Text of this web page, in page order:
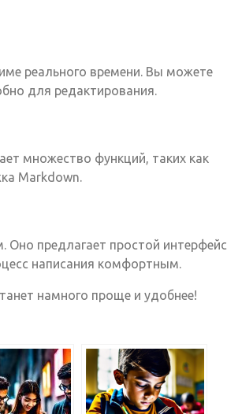
реального времени. Вы можете
для редактирования.
множество функций, таких как
Markdown.
предлагает простой интерфейс
написания комфортным.
намного проще и удобнее!